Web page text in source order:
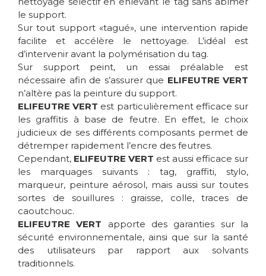
le support.
Sur tout support «tagué», une intervention rapide
facilite et accélère le nettoyage. L’idéal est
d’intervenir avant la polymérisation du tag.
Sur support peint, un essai préalable est
nécessaire afin de s’assurer que ELIFEUTRE VERT
n’altère pas la peinture du support.
ELIFEUTRE VERT est particulièrement efficace sur
les graffitis à base de feutre. En effet, le choix
judicieux de ses différents composants permet de
détremper rapidement l’encre des feutres.
Cependant, ELIFEUTRE VERT est aussi efficace sur
les marquages suivants : tag, graffiti, stylo,
marqueur, peinture aérosol, mais aussi sur toutes
sortes de souillures : graisse, colle, traces de
caoutchouc.
ELIFEUTRE VERT apporte des garanties sur la
sécurité environnementale, ainsi que sur la santé
des utilisateurs par rapport aux solvants
traditionnels.